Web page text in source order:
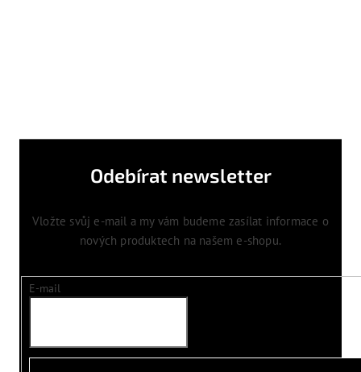
Odebírat newsletter
Vložte svůj e-mail a my vám budeme zasílat informace o
nových produktech na našem e-shopu.
E-mail